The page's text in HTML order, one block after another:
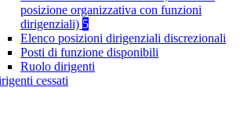
posizione organizzativa con funzioni
dirigenziali) 5
Elenco posizioni dirigenziali discrezionali
Posti di funzione disponibili
Ruolo dirigenti
cessati